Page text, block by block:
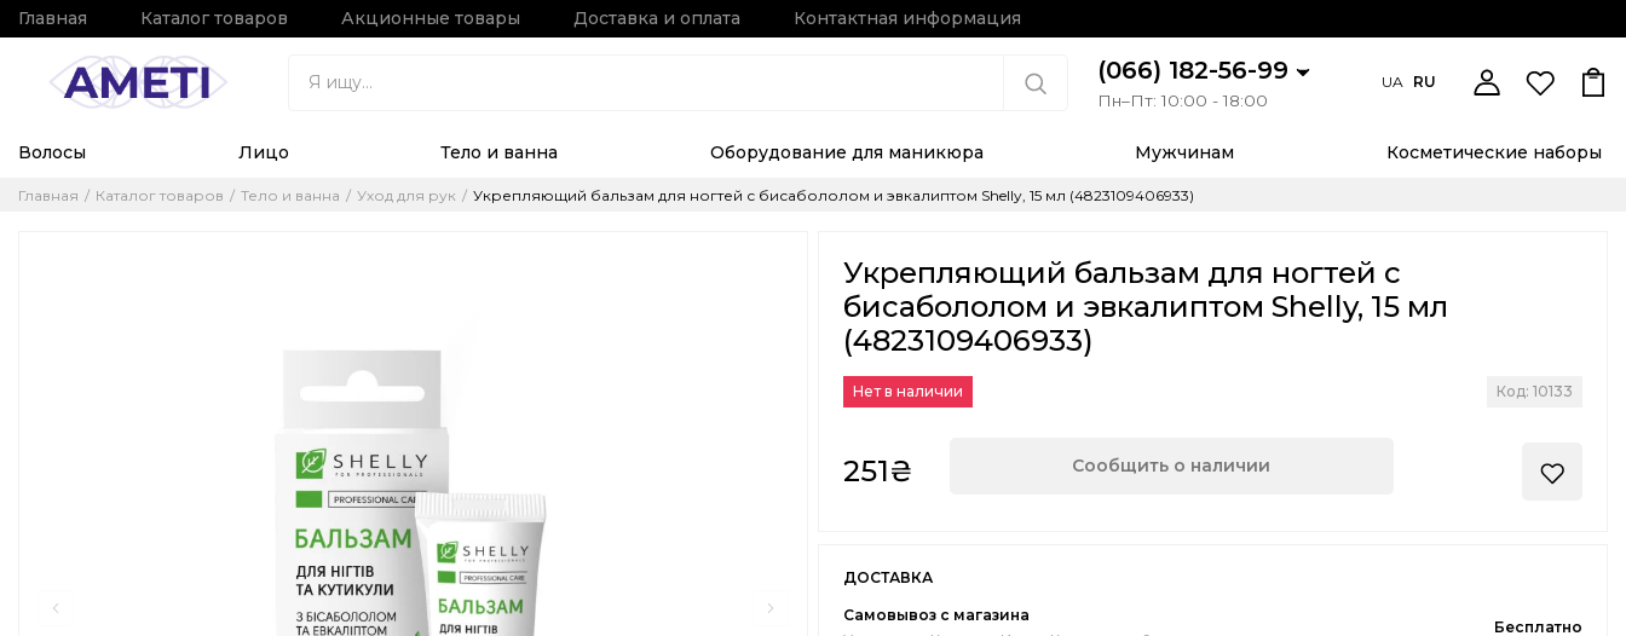
Главная Каталог товаров Акционные товары Доставка и оплата Контактная информация
(066) 182-56-99
Пн–Пт: 10:00 - 18:00
UA RU
Волосы Лицо Тело и ванна Оборудование для маникюра Мужчинам Косметические наборы
Главная Каталог товаров Тело и ванна Уход для рук Укрепляющий бальзам для ногтей с бисабололом и эвкалиптом Shelly, 15 мл (4823109406933)
Укрепляющий бальзам для ногтей с
бисабололом и эвкалиптом Shelly, 15 мл
(4823109406933)
Нет в наличии Код: 10133
251₴ Сообщить о наличии
ДОСТАВКА
Самовывоз с магазина
Бесплатно